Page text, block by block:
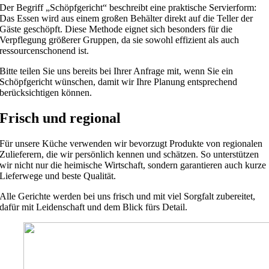
Der Begriff „Schöpfgericht“ beschreibt eine praktische Servierform:
Das Essen wird aus einem großen Behälter direkt auf die Teller der
Gäste geschöpft. Diese Methode eignet sich besonders für die
Verpflegung größerer Gruppen, da sie sowohl effizient als auch
ressourcenschonend ist.​
Bitte teilen Sie uns bereits bei Ihrer Anfrage mit, wenn Sie ein
Schöpfgericht wünschen, damit wir Ihre Planung entsprechend
berücksichtigen können.
Frisch und regional
Für unsere Küche verwenden wir bevorzugt Produkte von regionalen
Zulieferern, die wir persönlich kennen und schätzen. So unterstützen
wir nicht nur die heimische Wirtschaft, sondern garantieren auch kurze
Lieferwege und beste Qualität.
Alle Gerichte werden bei uns frisch und mit viel Sorgfalt zubereitet,
dafür mit Leidenschaft und dem Blick fürs Detail.